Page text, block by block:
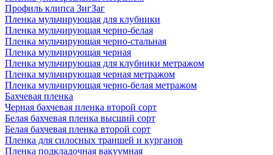
Профиль клипса ЗигЗаг
Пленка мульчирующая для клубники
Пленка мульчирующая черно-белая
Пленка мульчирующая черно-стальная
Пленка мульчирующая черная
Пленка мульчирующая для клубники метражом
Пленка мульчирующая черная метражом
Пленка мульчирующая черно-белая метражом
Бахчевая пленка
Черная бахчевая пленка второй сорт
Белая бахчевая пленка высший сорт
Белая бахчевая пленка второй сорт
Пленка для силосных траншей и курганов
Пленка подкладочная вакуумная